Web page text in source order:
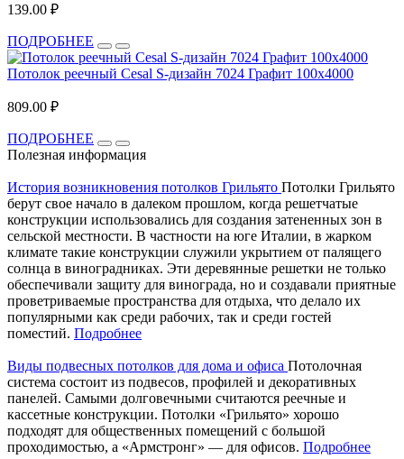
139.00 ₽
ПОДРОБНЕЕ
Потолок реечный Cesal S-дизайн 7024 Графит 100х4000
809.00 ₽
ПОДРОБНЕЕ
Полезная информация
История возникновения потолков Грильято Потолки Грильято
берут свое начало в далеком прошлом, когда решетчатые
конструкции использовались для создания затененных зон в
сельской местности. В частности на юге Италии, в жарком
климате такие конструкции служили укрытием от палящего
солнца в виноградниках. Эти деревянные решетки не только
обеспечивали защиту для винограда, но и создавали приятные
проветриваемые пространства для отдыха, что делало их
популярными как среди рабочих, так и среди гостей
поместий. Подробнее
Виды подвесных потолков для дома и офиса Потолочная
система состоит из подвесов, профилей и декоративных
панелей. Самыми долговечными считаются реечные и
кассетные конструкции. Потолки «Грильято» хорошо
подходят для общественных помещений с большой
проходимостью, а «Армстронг» — для офисов. Подробнее